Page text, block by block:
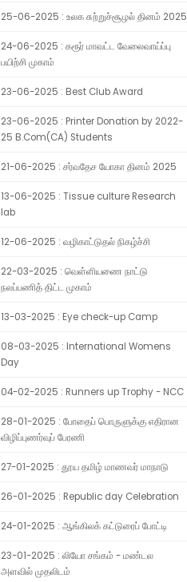
25-06-2025 : உலக சுற்றுச்சூழல் தினம் 2025
24-06-2025 : கரூர் மாவட்ட வேலைவாய்ப்பு
பயிற்சி முகாம்
23-06-2025 : Best Club Award
23-06-2025 : Printer Donation by 2022-
25 B.Com(CA) Students
21-06-2025 : சர்வதேச யோகா தினம் 2025
13-06-2025 : Tissue culture Research
lab
12-06-2025 : வழிகாட்டுதல் நிகழ்ச்சி
22-03-2025 : வெள்ளியணை நாட்டு
நலப்பணித் திட்ட முகாம்
13-03-2025 : Eye check-up Camp
08-03-2025 : International Womens
Day
04-02-2025 : Runners up Trophy - NCC
28-01-2025 : போதைப் பொருளுக்கு எதிரான
விழிப்புணர்வுப் பேரணி
27-01-2025 : தூய தமிழ் மாணவர் மாநாடு
26-01-2025 : Republic day Celebration
24-01-2025 : ஆங்கிலக் கட்டுரைப் போட்டி
23-01-2025 : லியோ சங்கம் - மண்டல
அளவில் முதலிடம்